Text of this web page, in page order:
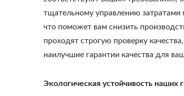
тщательному управлению
что поможет вам снизить
проходят строгую проверку
наилучшие гарантии качества для
Экологическая устойчивость наших